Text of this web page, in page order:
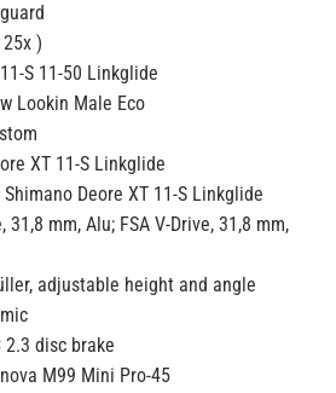
)
S 11-50 Linkglide
Lookin Male Eco
XT 11-S Linkglide
Shimano Deore XT 11-S Linkglide
31,8 mm, Alu; FSA V-Drive, 31,8 mm,
adjustable height and angle
2.3 disc brake
M99 Mini Pro-45